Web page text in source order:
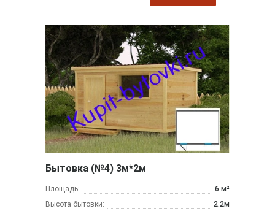
Бытовка (№4) 3м*2м
Площадь:
6 м²
Высота бытовки:
2.2м